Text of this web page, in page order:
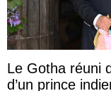
Le Gotha réuni
d’un prince